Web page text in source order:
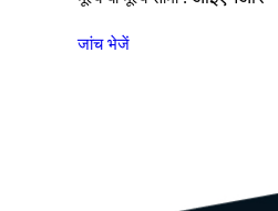
जांच भेजें